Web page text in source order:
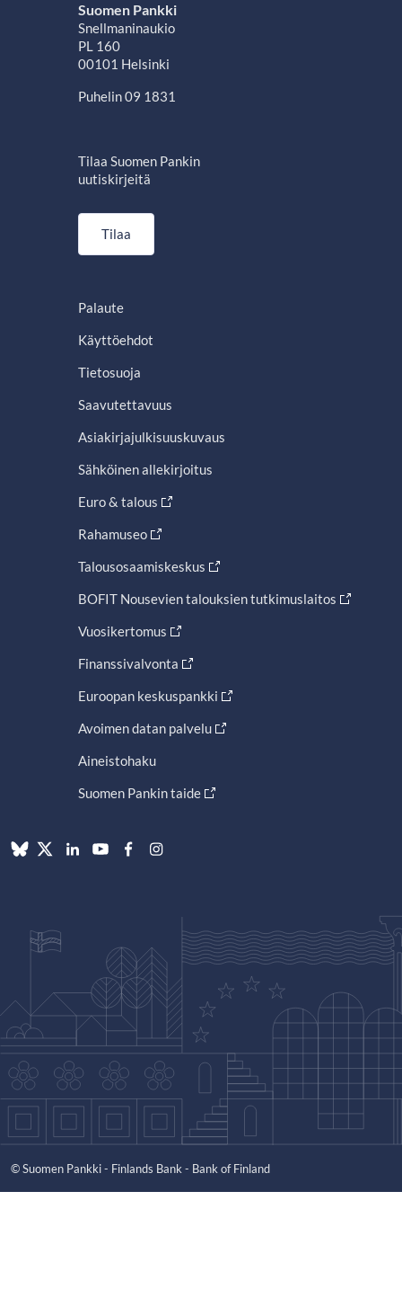
Suomen Pankki
Snellmaninaukio
PL 160
00101 Helsinki
Puhelin 09 1831
Tilaa Suomen Pankin
uutiskirjeitä
Tilaa
Palaute
Käyttöehdot
Tietosuoja
Saavutettavuus
Asiakirjajulkisuuskuvaus
Sähköinen allekirjoitus
Euro & talous
Rahamuseo
Talousosaamiskeskus
BOFIT Nousevien talouksien tutkimuslaitos
Vuosikertomus
Finanssivalvonta
Euroopan keskuspankki
Avoimen datan palvelu
Aineistohaku
Suomen Pankin taide
© Suomen Pankki - Finlands Bank - Bank of Finland